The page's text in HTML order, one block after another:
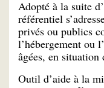
Adopté à la suite
référentiel
privés ou publics
l’hébergement ou
âgées, en
Outil d’aide à la